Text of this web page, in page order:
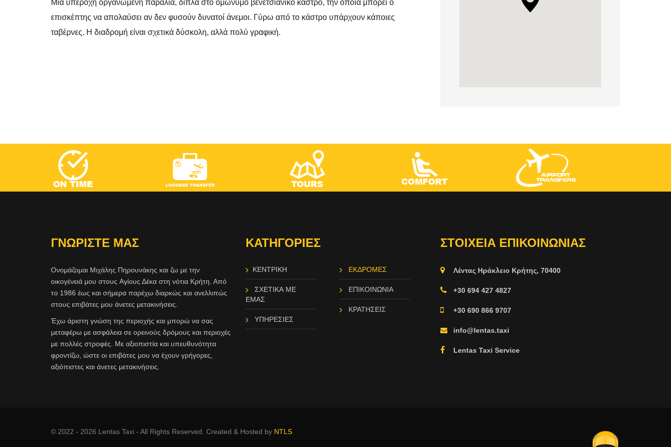
Μια υπέροχη οργανωμένη παραλία, δίπλα στο ομώνυμο βενετσιάνικο κάστρο, την οποία μπορεί ο
επισκέπτης να απολαύσει αν δεν φυσούν δυνατοί άνεμοι. Γύρω από το κάστρο υπάρχουν κάποιες
ταβέρνες. Η διαδρομή είναι σχετικά δύσκολη, αλλά πολύ γραφική.
ΓΝΩΡΙΣΤΕ ΜΑΣ
Ονομάζομαι Μιχάλης Πηρουνάκης και ζω με την
οικογένειά μου στους Aγίους Δέκα στη νότια Κρήτη. Από
το 1986 έως και σήμερα παρέχω διαρκώς και ανελλιπώς
στους επιβάτες μου άνετες μετακινήσεις.
Έχω άριστη γνώση της περιοχής και μπορώ να σας
μεταφέρω με ασφάλεια σε ορεινούς δρόμους και περιοχές
με πολλές στροφές. Με αξιοπιστία και υπευθυνότητα
φροντίζω, ώστε οι επιβάτες μου να έχουν γρήγορες,
αξιόπιστες και άνετες μετακινήσεις.
ΚΑΤΗΓΟΡΙΕΣ
ΚΕΝΤΡΙΚΗ
ΕΜΑΣ
ΥΠΗΡΕΣΙΕΣ
ΕΚΔΡΟΜΕΣ
ΕΠΙΚΟΙΝΩΝΙΑ
ΚΡΑΤΗΣΕΙΣ
ΣΤΟΙΧΕΙΑ ΕΠΙΚΟΙΝΩΝΙΑΣ
Λέντας Ηράκλειο Κρήτης, 70400
+30 694 427 4827
+30 690 866 9707
info@lentas.taxi
Lentas Taxi Service
© 2022 - 2026 Lentas Taxi - All Rights Reserved. Created & Hosted by NTLS